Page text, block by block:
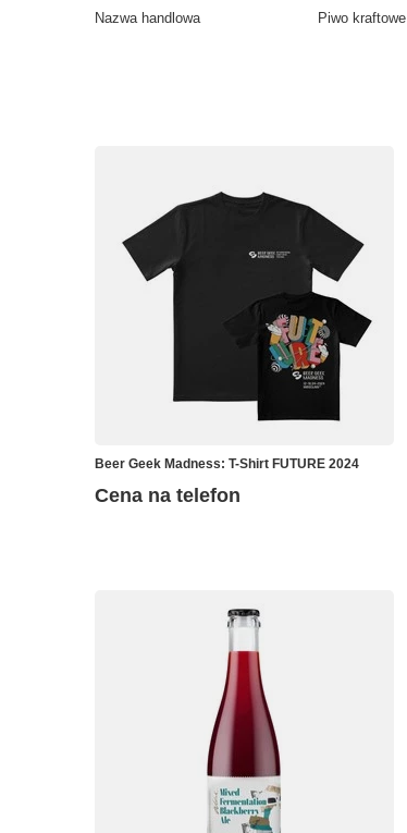
Nazwa handlowa
Piwo kraftowe
Beer Geek Madness: T-Shirt FUTURE 2024
Cena na telefon